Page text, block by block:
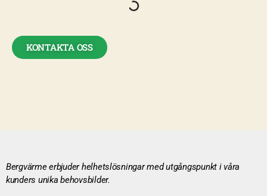
KONTAKTA OSS
Bergvärme erbjuder helhetslösningar med utgångspunkt i våra
kunders unika behovsbilder.